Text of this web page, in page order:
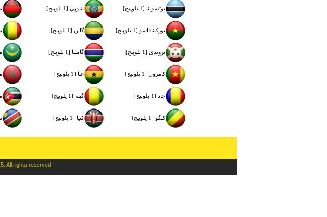
بوتسوانا [1 یلوپیج] اتيوپي [1 یلوپیج]
بوركينافاسو [1 یلوپیج] گابن [1 یلوپیج]
بروندی [1 یلوپیج] گامبيا [1 یلوپیج]
كامرون [1 یلوپیج] غنا [1 یلوپیج]
چاد [1 یلوپیج] گينه [1 یلوپیج]
كنگو [1 یلوپیج] كنيا [1 یلوپیج]
All rights reserved